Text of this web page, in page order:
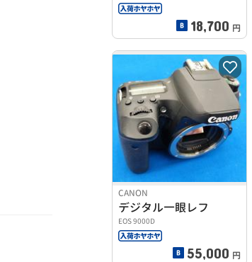
18,700 円
CANON
デジタル一眼レフ
EOS 9000D
55,000 円